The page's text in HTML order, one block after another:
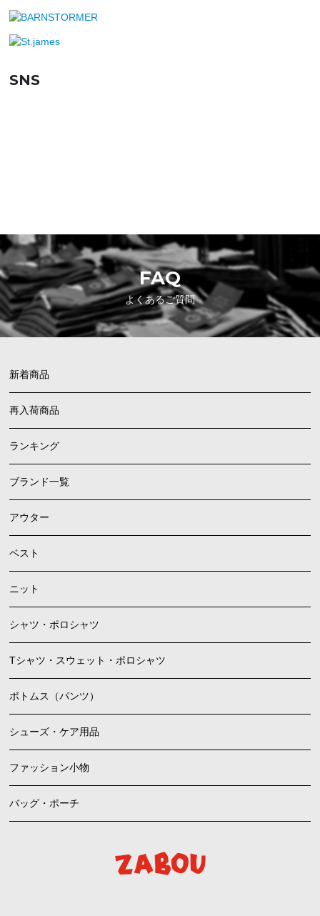
SNS
FAQ
よくあるご質問
新着商品
再入荷商品
ランキング
ブランド一覧
アウター
ベスト
ニット
シャツ・ポロシャツ
Tシャツ・スウェット・ポロシャツ
ボトムス（パンツ）
シューズ・ケア用品
ファッション小物
バッグ・ポーチ